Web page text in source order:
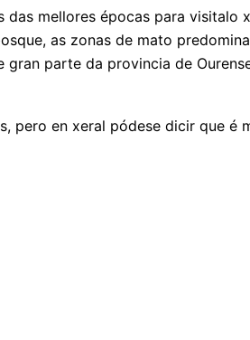
mellores épocas para
as zonas de mato
parte da provincia de
pero en xeral pódese dicir que é